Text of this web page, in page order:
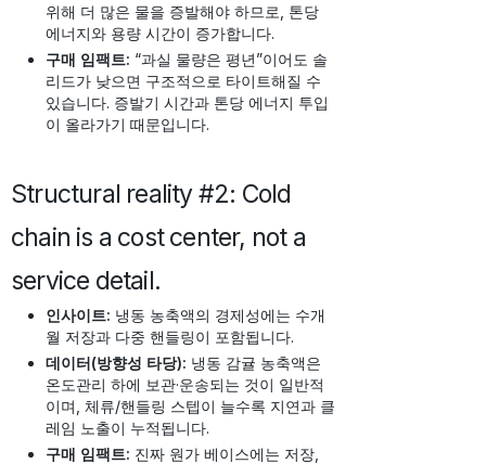
위해 더 많은 물을 증발해야 하므로, 톤당
에너지와 용량 시간이 증가합니다.
구매 임팩트: “과실 물량은 평년”이어도 솔
리드가 낮으면 구조적으로 타이트해질 수
있습니다. 증발기 시간과 톤당 에너지 투입
이 올라가기 때문입니다.
Structural reality #2: Cold
chain is a cost center, not a
service detail.
인사이트: 냉동 농축액의 경제성에는 수개
월 저장과 다중 핸들링이 포함됩니다.
데이터(방향성 타당): 냉동 감귤 농축액은
온도관리 하에 보관·운송되는 것이 일반적
이며, 체류/핸들링 스텝이 늘수록 지연과 클
레임 노출이 누적됩니다.
구매 임팩트: 진짜 원가 베이스에는 저장,